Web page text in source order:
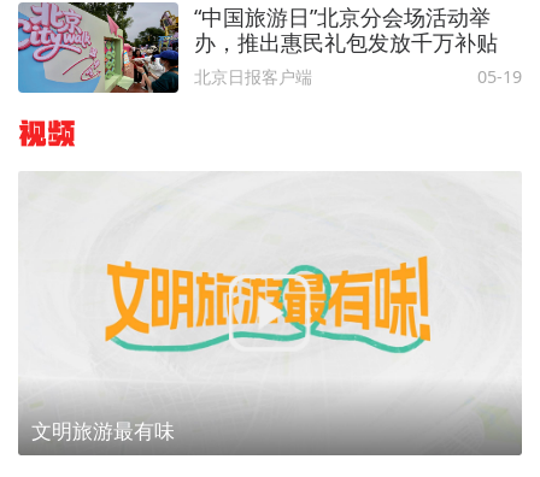
“中国旅游日”北京分会场活动举
办，推出惠民礼包发放千万补贴
北京日报客户端 05-19
视频
文明旅游最有味